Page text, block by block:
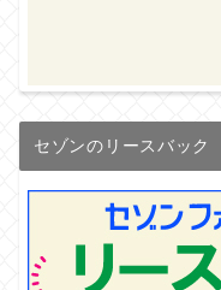
セゾンのリースバック